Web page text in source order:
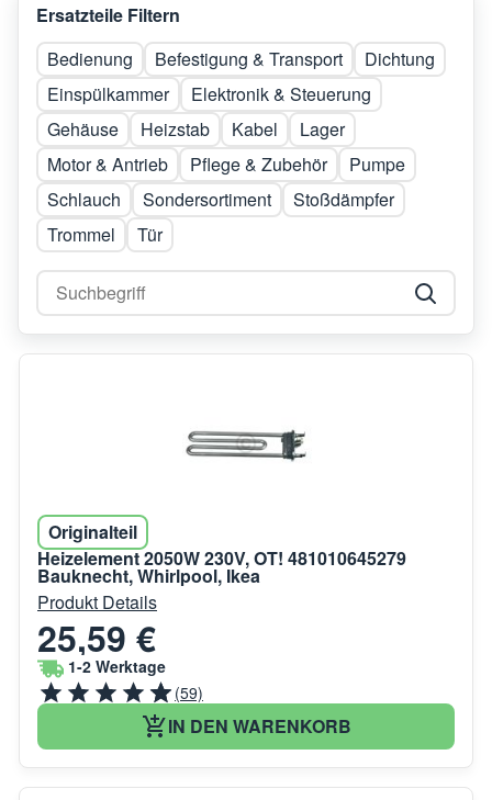
Ersatzteile Filtern
Bedienung
Befestigung & Transport
Dichtung
Einspülkammer
Elektronik & Steuerung
Gehäuse
Heizstab Kabel
Lager
Motor & Antrieb
Pflege & Zubehör
Pumpe
Schlauch
Sondersortiment
Stoßdämpfer
Trommel
Tür
Originalteil
Heizelement 2050W 230V, OT! 481010645279
Bauknecht, Whirlpool, Ikea
Produkt Details
25,59 €
1-2 Werktage
(59)
IN DEN WARENKORB